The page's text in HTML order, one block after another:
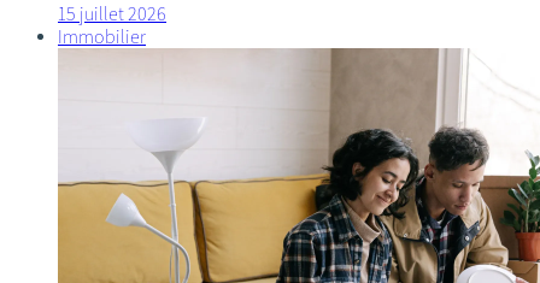
15 juillet 2026
Immobilier